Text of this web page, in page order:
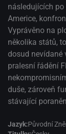
následujících
Americe,
Vyprávěno na
několika států,
dosud nevídané
pralesní řádění
duše, zároveň
stávající
Jazyk:Původní